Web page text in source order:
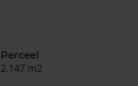
Perceel
2.147 m2